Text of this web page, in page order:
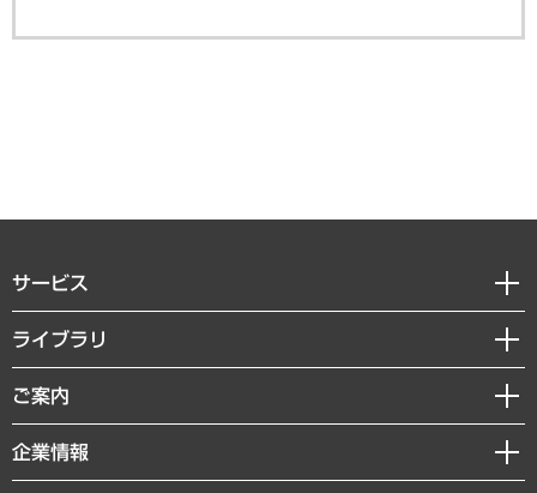
サービス
経営戦略
組織・人事戦略
デジタルイノベーション
ライブラリ
経済調査
レポート
コラム
ご案内
セミナー・イベント情報
MUFGビジネスセミナー
企業情報